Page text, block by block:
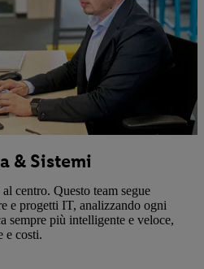
& Sistemi
centro. Questo team segue
e progetti IT, analizzando ogni
sempre più intelligente e veloce,
e costi.